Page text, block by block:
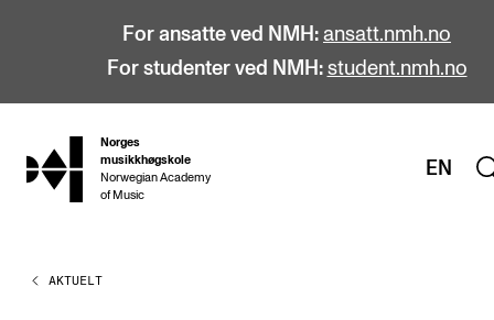
For ansatte ved NMH: ansatt.nmh.no
For studenter ved NMH: student.nmh.no
hjem
Norges
musikkhøgskole
Norwegian Academy
of Music
EN
STUDIER
AKTUELT